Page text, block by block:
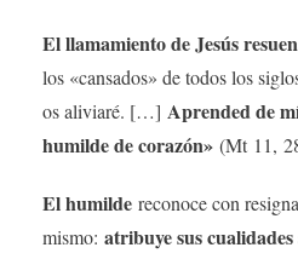
El llamamiento de Jesús
los «cansados» de todos los
os aliviaré. […] Aprended de
humilde de corazón»(Mt 11,
El humildereconoce con
mismo: atribuye sus